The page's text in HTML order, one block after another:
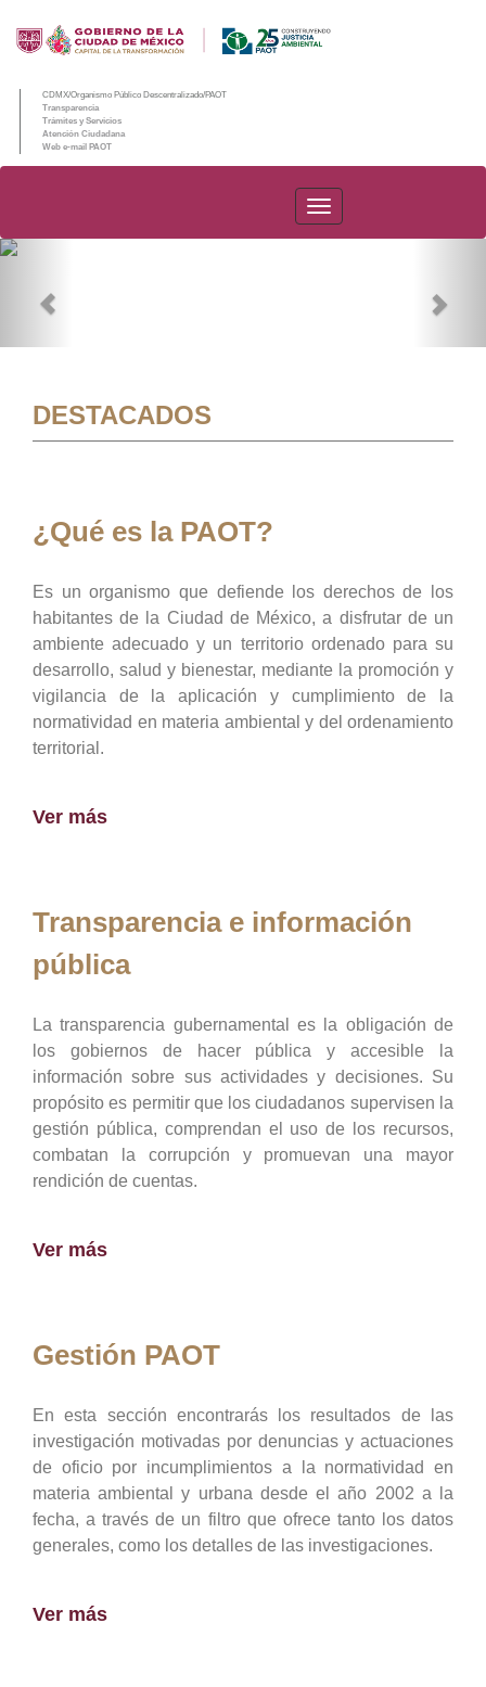
CDMX/Organismo Público Descentralizado/PAOT
Transparencia
Trámites y Servicios
Atención Ciudadana
Web e-mail PAOT
PAOT
DESTACADOS
¿Qué es la PAOT?
Es un organismo que defiende los derechos de los
habitantes de la Ciudad de México, a disfrutar de un
ambiente adecuado y un territorio ordenado para su
desarrollo, salud y bienestar, mediante la promoción y
vigilancia de la aplicación y cumplimiento de la
normatividad en materia ambiental y del ordenamiento
territorial.
Ver más
Transparencia e información
pública
La transparencia gubernamental es la obligación de
los gobiernos de hacer pública y accesible la
información sobre sus actividades y decisiones. Su
propósito es permitir que los ciudadanos supervisen la
gestión pública, comprendan el uso de los recursos,
combatan la corrupción y promuevan una mayor
rendición de cuentas.
Ver más
Gestión PAOT
En esta sección encontrarás los resultados de las
investigación motivadas por denuncias y actuaciones
de oficio por incumplimientos a la normatividad en
materia ambiental y urbana desde el año 2002 a la
fecha, a través de un filtro que ofrece tanto los datos
generales, como los detalles de las investigaciones.
Ver más